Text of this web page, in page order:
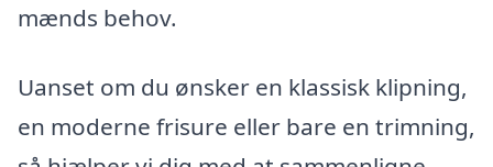
mænds behov.
Uanset om du ønsker en klassisk klipning,
en moderne frisure eller bare en trimning,